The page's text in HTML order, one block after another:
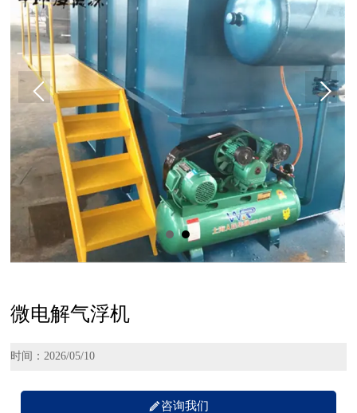
微电解气浮机
时间：2026/05/10
咨询我们